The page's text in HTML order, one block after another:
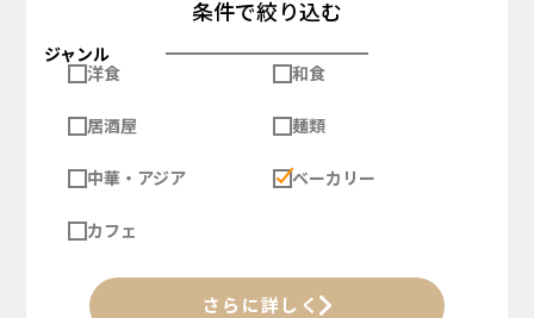
条件で絞り込む
ジャンル
洋食
和食
居酒屋 麺類
中華・アジア ベーカリー
カフェ
さらに詳しく